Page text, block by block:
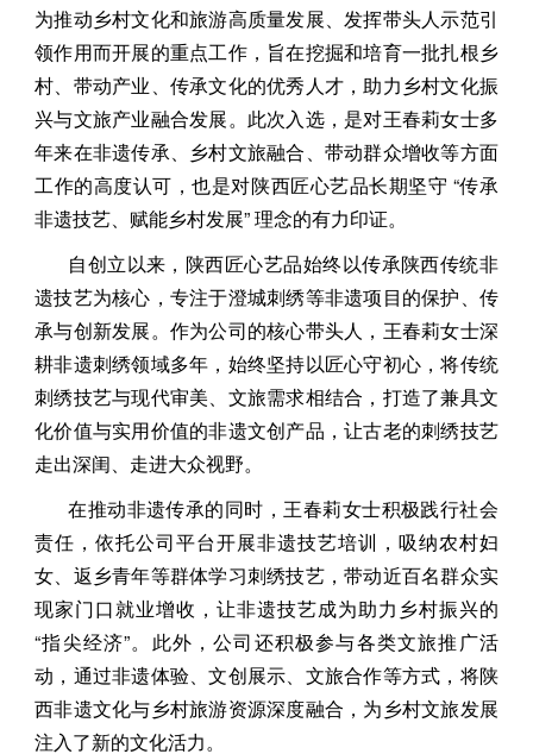
为推动乡村文化和旅游高质量发展、发挥带头人示范引
领作用而开展的重点工作，旨在挖掘和培育一批扎根乡
村、带动产业、传承文化的优秀人才，助力乡村文化振
兴与文旅产业融合发展。此次入选，是对王春莉女士多
年来在非遗传承、乡村文旅融合、带动群众增收等方面
工作的高度认可，也是对陕西匠心艺品长期坚守 “传承
非遗技艺、赋能乡村发展” 理念的有力印证。
自创立以来，陕西匠心艺品始终以传承陕西传统非
遗技艺为核心，专注于澄城刺绣等非遗项目的保护、传
承与创新发展。作为公司的核心带头人，王春莉女士深
耕非遗刺绣领域多年，始终坚持以匠心守初心，将传统
刺绣技艺与现代审美、文旅需求相结合，打造了兼具文
化价值与实用价值的非遗文创产品，让古老的刺绣技艺
走出深闺、走进大众视野。
在推动非遗传承的同时，王春莉女士积极践行社会
责任，依托公司平台开展非遗技艺培训，吸纳农村妇
女、返乡青年等群体学习刺绣技艺，带动近百名群众实
现家门口就业增收，让非遗技艺成为助力乡村振兴的
“指尖经济”。此外，公司还积极参与各类文旅推广活
动，通过非遗体验、文创展示、文旅合作等方式，将陕
西非遗文化与乡村旅游资源深度融合，为乡村文旅发展
注入了新的文化活力。